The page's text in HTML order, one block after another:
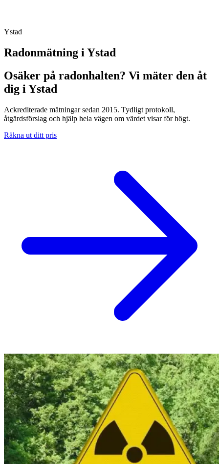
Ystad
Radonmätning i Ystad
Osäker på radonhalten? Vi mäter den åt
dig i Ystad
Ackrediterade mätningar sedan 2015. Tydligt protokoll,
åtgärdsförslag och hjälp hela vägen om värdet visar för högt.
Räkna ut ditt pris